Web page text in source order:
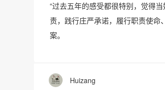
“过去五年的感受都很特别，觉得
责，践行庄严承诺，履行职责使命
案。
Huizang